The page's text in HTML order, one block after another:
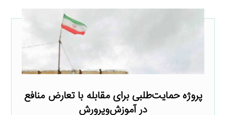
پروژه حمایت‌طلبی برای مقابله با تعارض منافع
در آموزش‌وپرورش